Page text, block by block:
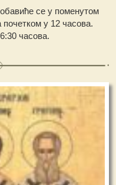
се у поменутом
у 12 часова.
часова.